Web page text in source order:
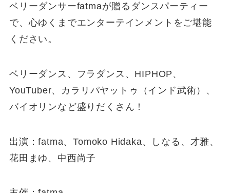
ベリーダンサーfatmaが贈るダンスパーティー
で、心ゆくまでエンターテインメントをご堪能
ください。
ベリーダンス、フラダンス、HIPHOP、
YouTuber、カラリパヤットゥ（インド武術）、
バイオリンなど盛りだくさん！
出演：fatma、Tomoko Hidaka、しなる、才雅、
花田まゆ、中西尚子